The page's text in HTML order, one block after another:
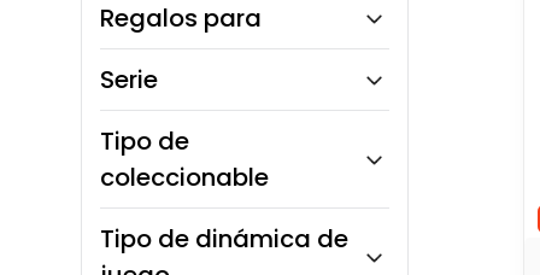
Niños
Unisex
Regalos para
Bebés
Niñas
Niños
Para todos
Regalo familiar
Unisex
Serie
Héroes DC
Tipo de
coleccionable
Figura de acción
Tipo de dinámica de